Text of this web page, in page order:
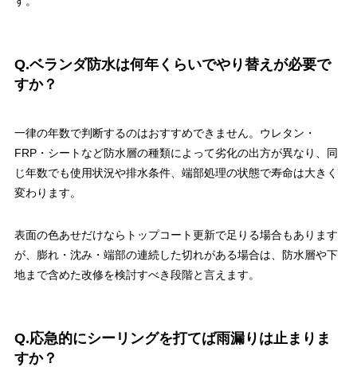
Q.ベランダ防水は何年くらいでやり替えが必要で
すか？
一律の年数で判断するのはおすすめできません。ウレタン・
FRP・シートなど防水層の種類によって劣化の出方が異なり、同
じ年数でも使用状況や排水条件、端部処理の状態で寿命は大きく
変わります。
表面の色あせだけならトップコート更新で足りる場合もあります
が、膨れ・沈み・端部の連続した切れがある場合は、防水層や下
地まで含めた改修を検討すべき段階と言えます。
Q.応急的にシーリングを打てば雨漏りは止まりま
すか？